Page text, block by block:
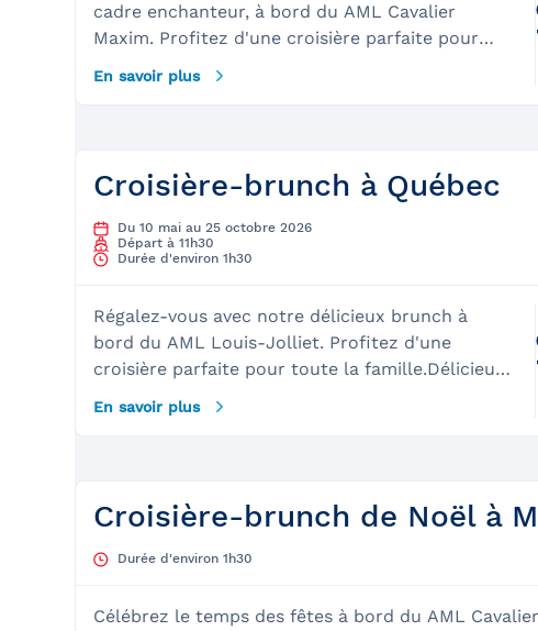
cadre enchanteur, à bord du AML Cavalier
Maxim. Profitez d'une croisière parfaite pour
toute la famille.&nbsp;Un rendez-vous
incontournable! Délicieux brunch aux choix
Montréal
En savoir plus
Croisière-brunch à Québec
Du 10 mai au 25 octobre 2026
Départ à 11h30
Durée d'environ 1h30
Régalez-vous avec notre délicieux brunch à
bord du AML Louis-Jolliet. Profitez d'une
croisière parfaite pour toute la famille.Délicieux
brunch aux choix variés servi par notre
équipageCroisière relaxante et divertissanteVue
En savoir plus
Croisière-brunch de Noël à
Durée d'environ 1h30
Célébrez le temps des fêtes à bord du AML